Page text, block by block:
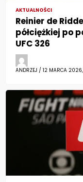
AKTUALNOŚCI
Reinier de
półciężkiej po
UFC 326
ANDRZEJ / 12 MARCA